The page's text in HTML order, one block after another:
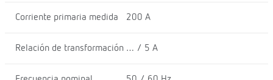
Corriente primaria medida 200 A
Relación de transformación … / 5 A